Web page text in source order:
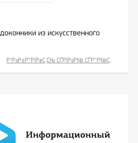
из искусственного
Р”РѕР±Р°РІРёС‚СЊ СЃРІРѕР№ СЃР°Р№С‚